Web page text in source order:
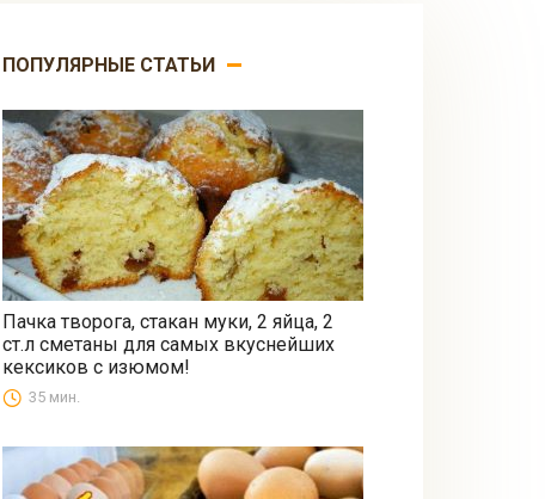
ПОПУЛЯРНЫЕ СТАТЬИ
Выпечка
Пачка творога, стакан муки, 2 яйца, 2
ст.л сметаны для самых вкуснейших
кексиков с изюмом!
35 мин.